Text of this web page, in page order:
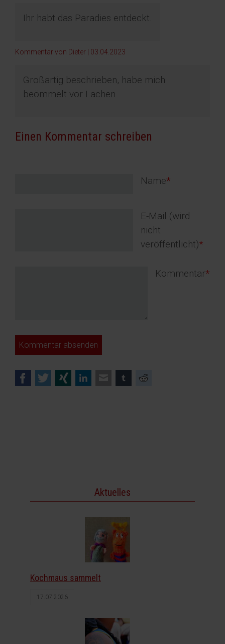
Ihr habt das Paradies entdeckt.
Kommentar von Dieter | 03.04.2023
Großartig beschrieben, habe mich
beömmelt vor Lachen.
Einen Kommentar schreiben
Pflichtfeld
Name*
Pflichtfeld
E-Mail (wird
nicht
veröffentlicht)*
Pflichtfeld
Kommentar*
Kommentar absenden
FacebookTwitterXing LinkedInE-mail tumblr
Aktuelles
Kochmaus sammelt
17.07.2026